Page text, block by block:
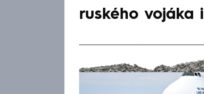
ruského vojáka
Žádná